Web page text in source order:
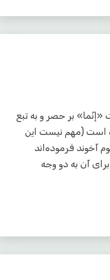
بحث به دلالت «إنّما» بر حصر و به تبع
است (مهم نیست این
آخوند فرموده‌اند
آن به دو وجه